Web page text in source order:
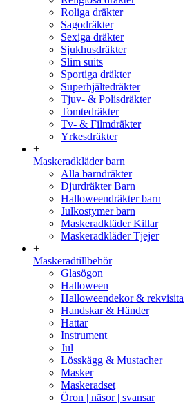
Roliga dräkter
Sagodräkter
Sexiga dräkter
Sjukhusdräkter
Slim suits
Sportiga dräkter
Superhjältedräkter
Tjuv- & Polisdräkter
Tomtedräkter
Tv- & Filmdräkter
Yrkesdräkter
+
Maskeradkläder barn
Alla barndräkter
Djurdräkter Barn
Halloweendräkter barn
Julkostymer barn
Maskeradkläder Killar
Maskeradkläder Tjejer
+
Maskeradtillbehör
Glasögon
Halloween
Halloweendekor & rekvisita
Handskar & Händer
Hattar
Instrument
Jul
Lösskägg & Mustacher
Masker
Maskeradset
Öron | näsor | svansar